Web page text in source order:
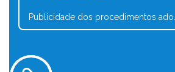
Publicidade dos procedimentos ado...